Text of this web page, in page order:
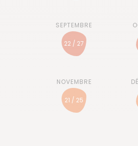
22 / 27
21 / 25